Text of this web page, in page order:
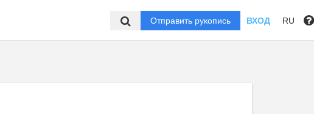
Отправить рукопись ВХОД RU